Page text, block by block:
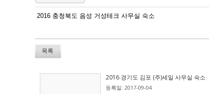
2016 충청북도 음성 거성테크 사무실 숙소
목록
2016 경기도 김포 (주)세일 사무실 숙소
등록일: 2017-09-04